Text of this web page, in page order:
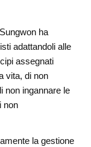
ha
adattandoli alle
assegnati
vita, di non
non ingannare le
non
la gestione